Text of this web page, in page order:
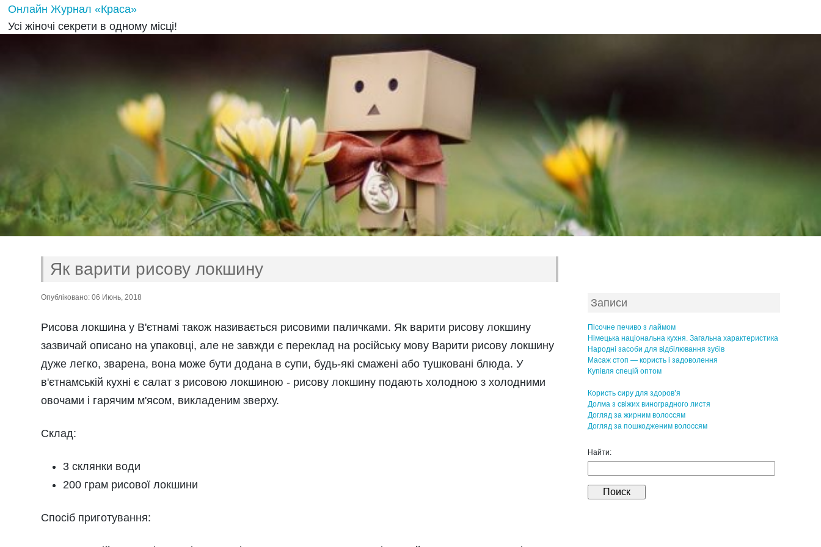
Онлайн Журнал «Краса»
Усі жіночі секрети в одному місці!
Як варити рисову локшину
Опубліковано: 06 Июнь, 2018
Рисова локшина у В'єтнамі також називається рисовими паличками. Як варити рисову локшину
зазвичай описано на упаковці, але не завжди є переклад на російську мову Варити рисову локшину
дуже легко, зварена, вона може бути додана в супи, будь-які смажені або тушковані блюда. У
в'єтнамській кухні є салат з рисовою локшиною - рисову локшину подають холодною з холодними
овочами і гарячим м'ясом, викладеним зверху.
Склад:
3 склянки води
200 грам рисової локшини
Спосіб приготування:
Записи
Пісочне печиво з лаймом
Німецька національна кухня. Загальна характеристика
Народні засоби для відбілювання зубів
Масаж стоп — користь і задоволення
Купівля спецій оптом
Користь сиру для здоров’я
Долма з свіжих виноградного листя
Догляд за жирним волоссям
Догляд за пошкодженим волоссям
Найти: